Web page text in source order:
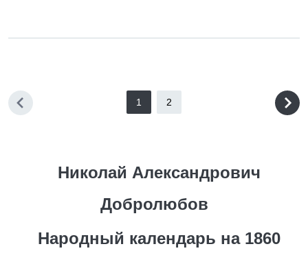
1 2
Николай Александрович
Добролюбов
Народный календарь на 1860